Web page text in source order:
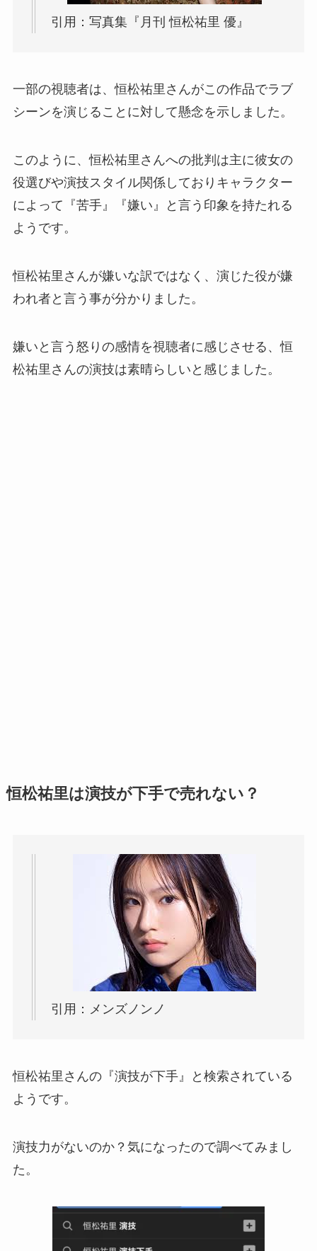
引用：写真集『月刊 恒松祐里 優』
一部の視聴者は、恒松祐里さんがこの作品でラブ
シーンを演じることに対して懸念を示しました。
このように、恒松祐里さんへの批判は主に彼女の
役選びや演技スタイル関係しておりキャラクター
によって『苦手』『嫌い』と言う印象を持たれる
ようです。
恒松祐里さんが嫌いな訳ではなく、演じた役が嫌
われ者と言う事が分かりました。
嫌いと言う怒りの感情を視聴者に感じさせる、恒
松祐里さんの演技は素晴らしいと感じました。
恒松祐里は演技が下手で売れない？
引用：メンズノンノ
恒松祐里さんの『演技が下手』と検索されている
ようです。
演技力がないのか？気になったので調べてみまし
た。